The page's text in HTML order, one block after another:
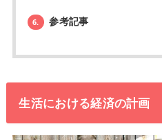
6. 参考記事
生活における経済の計画